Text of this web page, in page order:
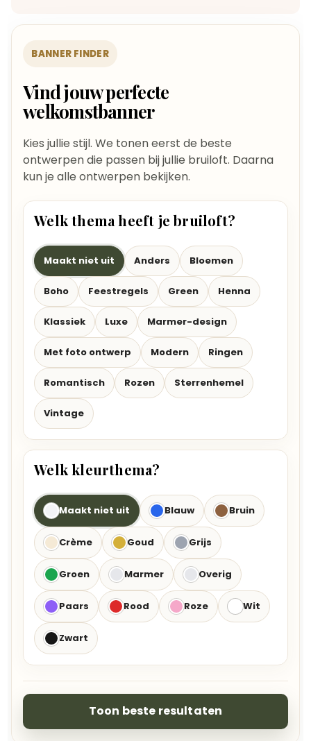
BANNER FINDER
Vind jouw perfecte
welkomstbanner
Kies jullie stijl. We tonen eerst de beste
ontwerpen die passen bij jullie bruiloft. Daarna
kun je alle ontwerpen bekijken.
Welk thema heeft je bruiloft?
Maakt niet uit Anders Bloemen
Boho Feestregels Green Henna
Klassiek Luxe Marmer-design
Met foto ontwerp Modern Ringen
Romantisch Rozen Sterrenhemel
Vintage
Welk kleurthema?
Maakt niet uit Blauw Bruin
Crème Goud Grijs
Groen Marmer Overig
Paars Rood Roze Wit
Zwart
Toon beste resultaten